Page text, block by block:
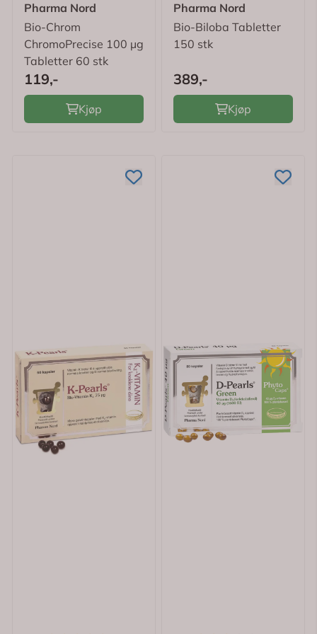
Pharma Nord
Bio-Chrom
ChromoPrecise 100 µg
Tabletter 60 stk
119,-
Kjøp
Pharma Nord
Bio-Biloba Tabletter
150 stk
389,-
Kjøp